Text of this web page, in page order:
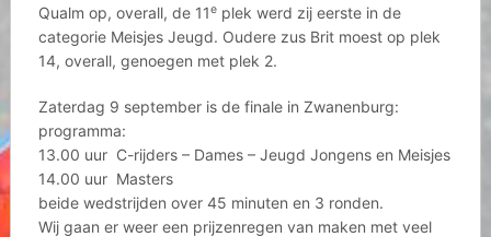
Qualm op, overall, de 11eplek werd zij eerste in de
categorie Meisjes Jeugd. Oudere zus Brit moest op plek
14, overall, genoegen met plek 2.
Zaterdag 9 september is de finale in Zwanenburg:
programma:
13.00 uur C-rijders – Dames – Jeugd Jongens en Meisjes
14.00 uur Masters
beide wedstrijden over 45 minuten en 3 ronden.
Wij gaan er weer een prijzenregen van maken met veel